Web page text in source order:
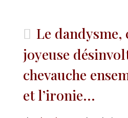
Le dandysme,
joyeuse
chevauche
et l’ironie...